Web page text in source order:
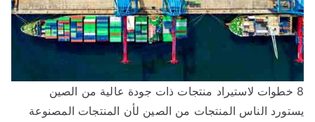
الناس المنتجات من الصين لأن المنتجات المصنوعة